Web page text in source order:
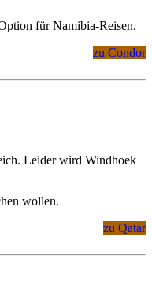
für Namibia-Reisen.
zu Condor
Leider wird Windhoek
wollen.
zu Qatar